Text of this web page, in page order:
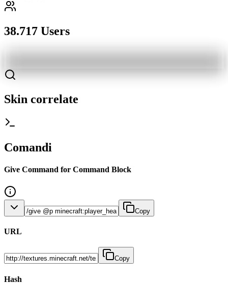
38.717 Users
Skin correlate
Comandi
Give Command for Command Block
Copy
URL
Copy
Hash